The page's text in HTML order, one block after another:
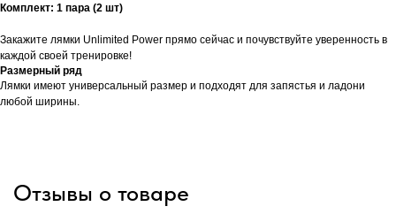
Комплект: 1 пара (2 шт)
Закажите лямки Unlimited Power прямо сейчас и почувствуйте уверенность в
каждой своей тренировке!
Размерный ряд
Лямки имеют универсальный размер и подходят для запястья и ладони
любой ширины.
Отзывы о товаре